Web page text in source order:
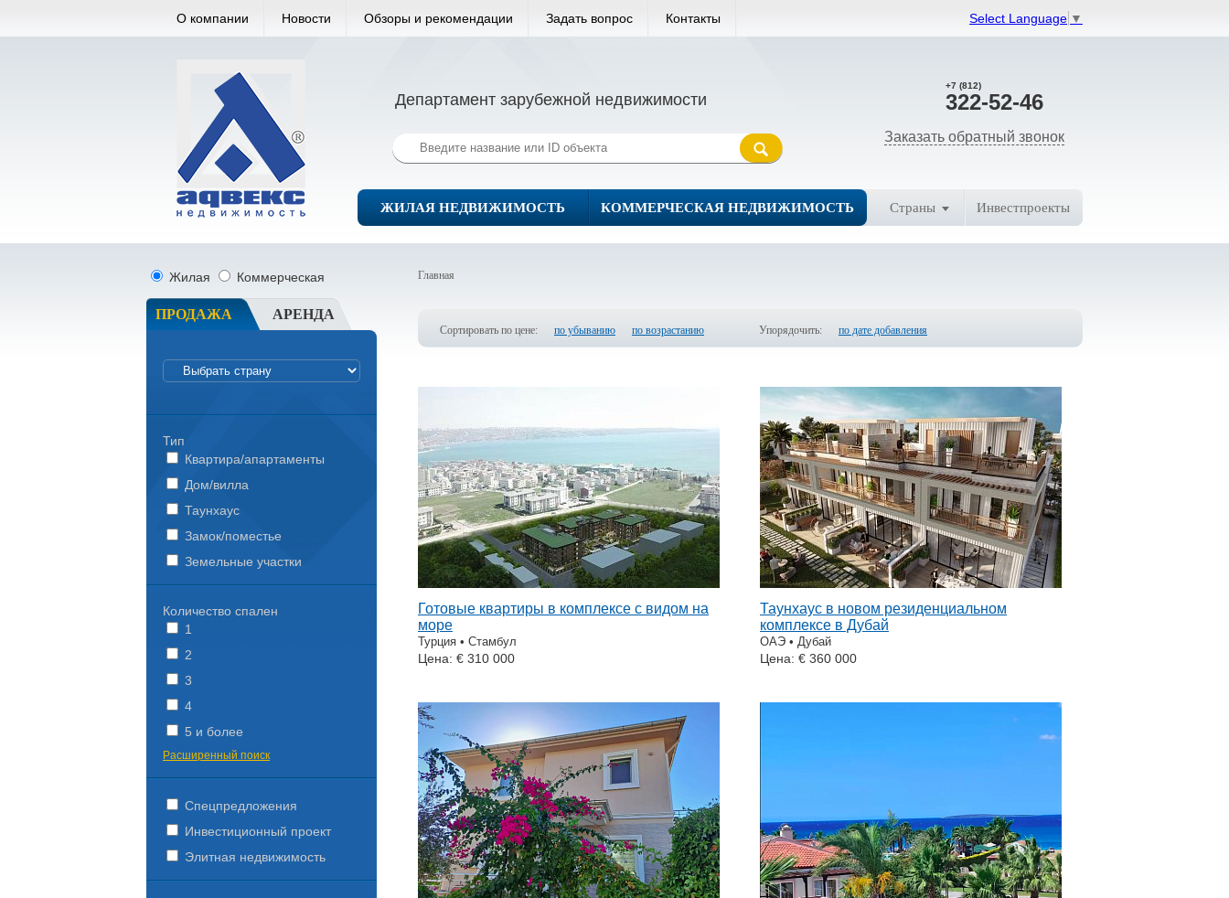
Select Language ▼
О компании Новости Обзоры и рекомендации Задать вопрос Контакты
+7 (812)
322-52-46
Заказать обратный звонок
Департамент зарубежной недвижимости
ЖИЛАЯ НЕДВИЖИМОСТЬ КОММЕРЧЕСКАЯ НЕДВИЖИМОСТЬ Страны Инвестпроекты
Главная
Сортировать по цене: по убыванию по возрастанию Упорядочить: по дате добавления
Готовые квартиры в комплексе с видом на
море
Турция • Стамбул
Цена: € 310 000
Таунхаус в новом резиденциальном
комплексе в Дубай
ОАЭ • Дубай
Цена: € 360 000
Жилая Коммерческая
ПРОДАЖА АРЕНДА
Тип
Квартира/апартаменты
Дом/вилла
Таунхаус
Замок/поместье
Земельные участки
Количество спален
1
2
3
4
5 и более
Расширенный поиск
Спецпредложения
Инвестиционный проект
Элитная недвижимость